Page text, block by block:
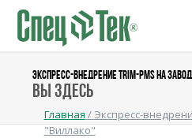
ЭКСПРЕСС-ВНЕДРЕНИЕ TRIM-PMS НА
Вы здесь
Главная / Экспресс-
"Виллако"